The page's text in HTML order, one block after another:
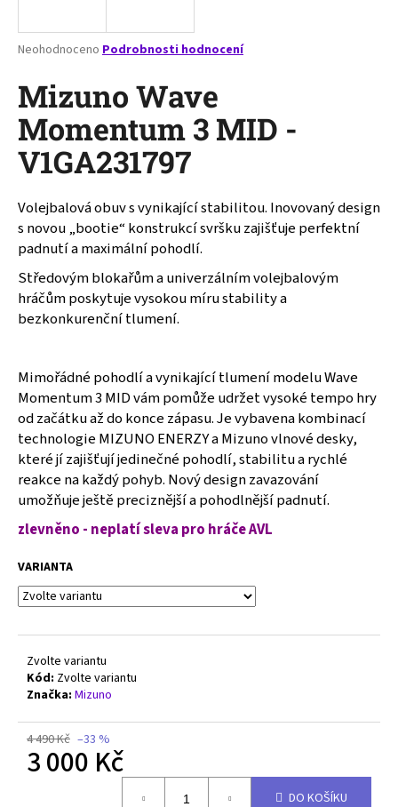
Průměrné
produktu
je
0,0
z
5
hvězdiček.
Neohodnoceno Podrobnosti hodnocení
Mizuno Wave
Momentum 3 MID -
V1GA231797
Volejbalová obuv s vynikající stabilitou. Inovovaný design
s novou „bootie“ konstrukcí svršku zajišťuje perfektní
padnutí a maximální pohodlí.
Středovým blokařům a univerzálním volejbalovým
hráčům poskytuje vysokou míru stability a
bezkonkurenční tlumení.
Mimořádné pohodlí a vynikající tlumení modelu Wave
Momentum 3 MID vám pomůže udržet vysoké tempo hry
od začátku až do konce zápasu. Je vybavena kombinací
technologie MIZUNO ENERZY a Mizuno vlnové desky,
které jí zajišťují jedinečné pohodlí, stabilitu a rychlé
reakce na každý pohyb. Nový design zavazování
umožňuje ještě preciznější a pohodlnější padnutí.
zlevněno - neplatí sleva pro hráče AVL
VARIANTA
Zvolte variantu
Kód: Zvolte variantu
Značka: Mizuno
4 490 Kč –33 %
3 000 Kč
DO KOŠÍKU
j
t
?
HLEDAT
D
o
p
u
č
u
j
e
m
e
WAVE
PRO
-
000
Kč
Původně:
290
Kč